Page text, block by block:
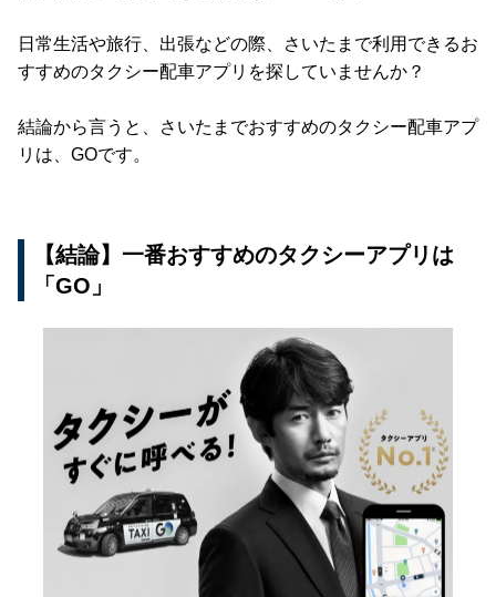
日常生活や旅行、出張などの際、さいたまで利用できるお
すすめのタクシー配車アプリを探していませんか？
結論から言うと、さいたまでおすすめのタクシー配車アプ
リは、GOです。
【結論】一番おすすめのタクシーアプリは
「GO」